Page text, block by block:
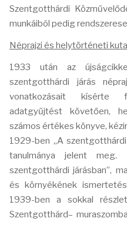
Szentgotthárdi
munkáiból pedig
Néprajzi és helytörténeti
1933 után az
szentgotthárdi járás
vonatkozásait kísérte
adatgyűjtést követően,
számos értékes könyve,
1929-ben „A
tanulmánya jelent meg.
szentgotthárdi járásban”,
és környékének
1939-ben a sokkal
Szentgotthárd–